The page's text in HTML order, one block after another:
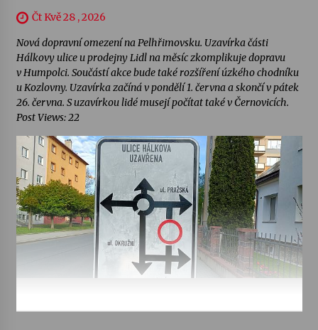
Čt Kvě 28 , 2026
Nová dopravní omezení na Pelhřimovsku. Uzavírka části
Hálkovy ulice u prodejny Lidl na měsíc zkomplikuje dopravu
v Humpolci. Součástí akce bude také rozšíření úzkého chodníku
u Kozlovny. Uzavírka začíná v pondělí 1. června a skončí v pátek
26. června. S uzavírkou lidé musejí počítat také v Černovicích.
Post Views: 22